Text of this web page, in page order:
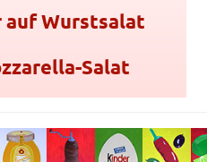
auf Wurstsalat
Salat